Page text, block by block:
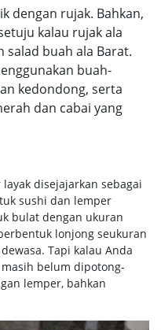
dengan rujak. Bahkan,
kalau rujak ala
salad buah ala Barat.
buah-
kedondong, serta
dan cabai yang
disejajarkan sebagai
sushi dan lemper
bulat dengan ukuran
lonjong seukuran
Tapi kalau Anda
belum dipotong-
lemper, bahkan